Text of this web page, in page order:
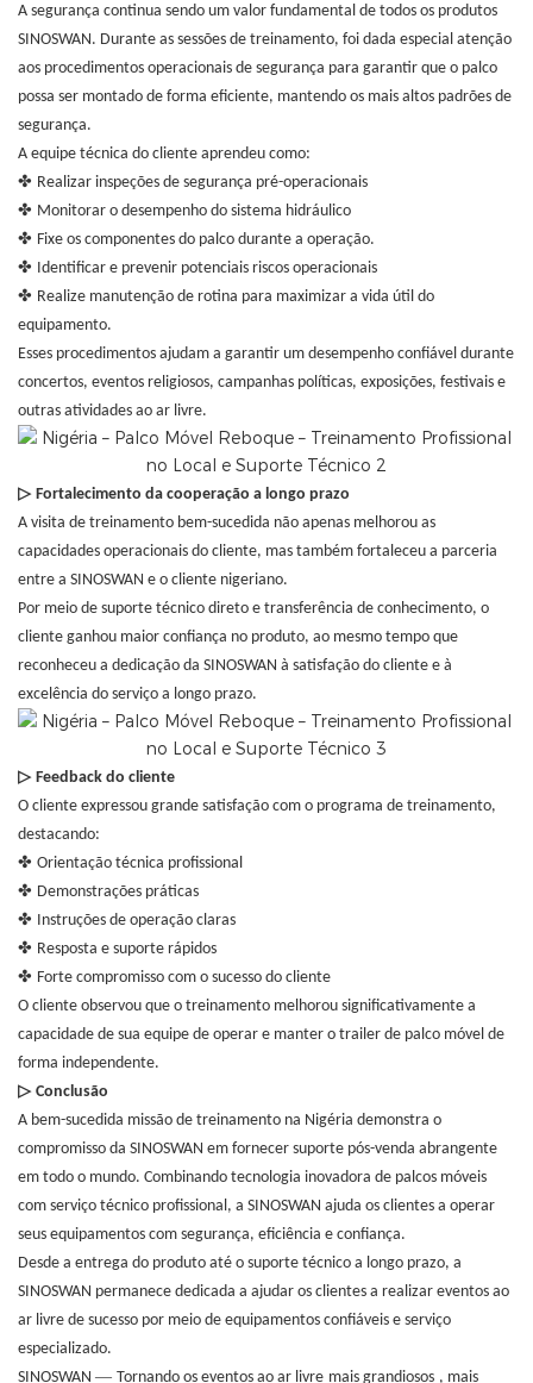
A segurança continua sendo um valor fundamental de todos os produtos
SINOSWAN. Durante as sessões de treinamento, foi dada especial atenção
aos procedimentos operacionais de segurança para garantir que o palco
possa ser montado de forma eficiente, mantendo os mais altos padrões de
segurança.
A equipe técnica do cliente aprendeu como:
✤ Realizar inspeções de segurança pré-operacionais
✤ Monitorar o desempenho do sistema hidráulico
✤ Fixe os componentes do palco durante a operação.
✤ Identificar e prevenir potenciais riscos operacionais
✤ Realize manutenção de rotina para maximizar a vida útil do
equipamento.
Esses procedimentos ajudam a garantir um desempenho confiável durante
concertos, eventos religiosos, campanhas políticas, exposições, festivais e
outras atividades ao ar livre.
▷ Fortalecimento da cooperação a longo prazo
A visita de treinamento bem-sucedida não apenas melhorou as
capacidades operacionais do cliente, mas também fortaleceu a parceria
entre a SINOSWAN e o cliente nigeriano.
Por meio de suporte técnico direto e transferência de conhecimento, o
cliente ganhou maior confiança no produto, ao mesmo tempo que
reconheceu a dedicação da SINOSWAN à satisfação do cliente e à
excelência do serviço a longo prazo.
▷ Feedback do cliente
O cliente expressou grande satisfação com o programa de treinamento,
destacando:
✤ Orientação técnica profissional
✤ Demonstrações práticas
✤ Instruções de operação claras
✤ Resposta e suporte rápidos
✤ Forte compromisso com o sucesso do cliente
O cliente observou que o treinamento melhorou significativamente a
capacidade de sua equipe de operar e manter o trailer de palco móvel de
forma independente.
▷ Conclusão
A bem-sucedida missão de treinamento na Nigéria demonstra o
compromisso da SINOSWAN em fornecer suporte pós-venda abrangente
em todo o mundo. Combinando tecnologia inovadora de palcos móveis
com serviço técnico profissional, a SINOSWAN ajuda os clientes a operar
seus equipamentos com segurança, eficiência e confiança.
Desde a entrega do produto até o suporte técnico a longo prazo, a
SINOSWAN permanece dedicada a ajudar os clientes a realizar eventos ao
ar livre de sucesso por meio de equipamentos confiáveis ​​e serviço
especializado.
SINOSWAN — Tornando os eventos ao ar livre mais grandiosos , mais